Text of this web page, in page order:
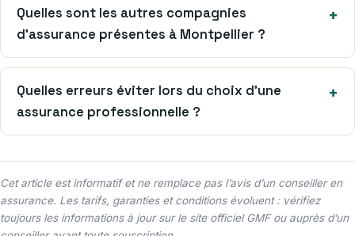
Quelles sont les autres compagnies
d’assurance présentes à Montpellier ?
Quelles erreurs éviter lors du choix d’une
assurance professionnelle ?
Cet article est informatif et ne remplace pas l’avis d’un conseiller en
assurance. Les tarifs, garanties et conditions évoluent : vérifiez
toujours les informations à jour sur le site officiel GMF ou auprès d’un